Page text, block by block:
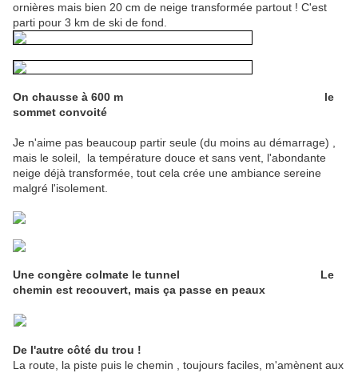
ornières mais bien 20 cm de neige transformée partout ! C'est
parti pour 3 km de ski de fond.
On chausse à 600 m le
sommet convoité
Je n'aime pas beaucoup partir seule (du moins au démarrage) ,
mais le soleil, la température douce et sans vent, l'abondante
neige déjà transformée, tout cela crée une ambiance sereine
malgré l'isolement.
Une congère colmate le tunnel
Le
chemin est recouvert, mais ça passe en peaux
De l'autre côté du trou !
La route, la piste puis le chemin , toujours faciles, m'amènent aux